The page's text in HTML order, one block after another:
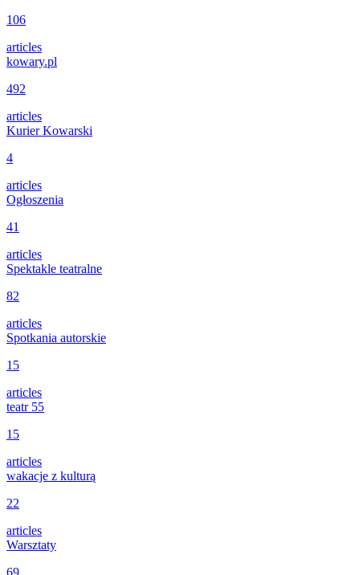
106
articles
kowary.pl
492
articles
Kurier Kowarski
4
articles
Ogłoszenia
41
articles
Spektakle teatralne
82
articles
Spotkania autorskie
15
articles
teatr 55
15
articles
wakacje z kulturą
22
articles
Warsztaty
69